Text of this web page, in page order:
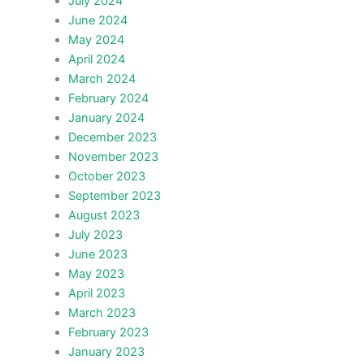
June 2024
May 2024
April 2024
March 2024
February 2024
January 2024
December 2023
November 2023
October 2023
September 2023
August 2023
July 2023
June 2023
May 2023
April 2023
March 2023
February 2023
January 2023